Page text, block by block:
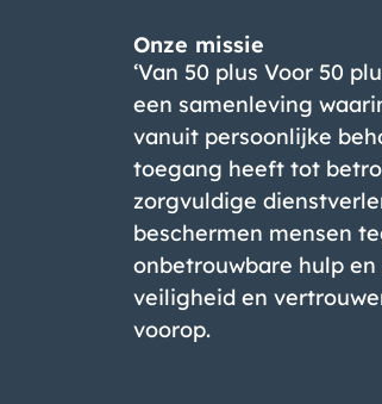
Onze missie
‘Van 50 plus Voor 50
een samenleving
vanuit persoonlijke
toegang heeft tot
zorgvuldige
beschermen mensen
onbetrouwbare hulp
veiligheid en
voorop.